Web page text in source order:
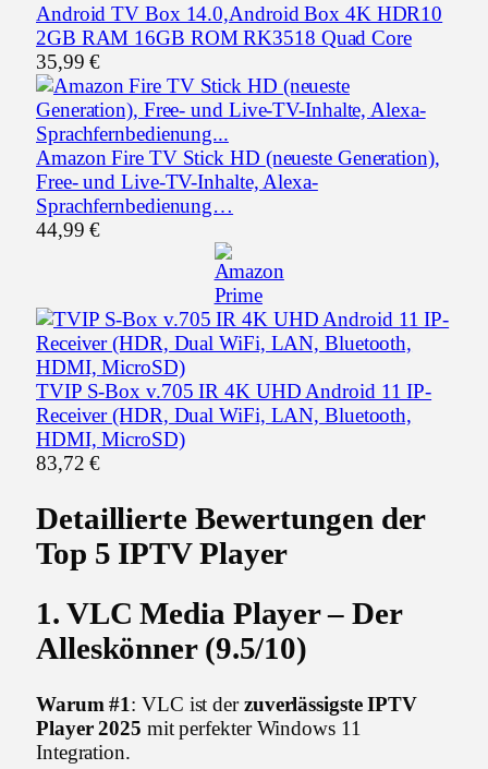
Android TV Box 14.0,Android Box 4K HDR10
2GB RAM 16GB ROM RK3518 Quad Core
35,99 €
Amazon Fire TV Stick HD (neueste Generation),
Free- und Live-TV-Inhalte, Alexa-
Sprachfernbedienung…
44,99 €
TVIP S-Box v.705 IR 4K UHD Android 11 IP-
Receiver (HDR, Dual WiFi, LAN, Bluetooth,
HDMI, MicroSD)
83,72 €
Detaillierte Bewertungen der
Top 5 IPTV Player
1. VLC Media Player – Der
Alleskönner (9.5/10)
Warum #1: VLC ist derzuverlässigste IPTV
Player 2025 mit perfekter Windows 11
Integration.